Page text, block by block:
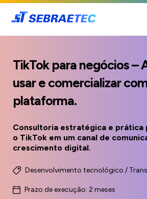
TikTok para negócios –
usar e comercializar
plataforma.
Consultoria estratégica e prática
o TikTok em um canal de
crescimento digital.
Desenvolvimento tecnológico /
Prazo de execução: 2 meses